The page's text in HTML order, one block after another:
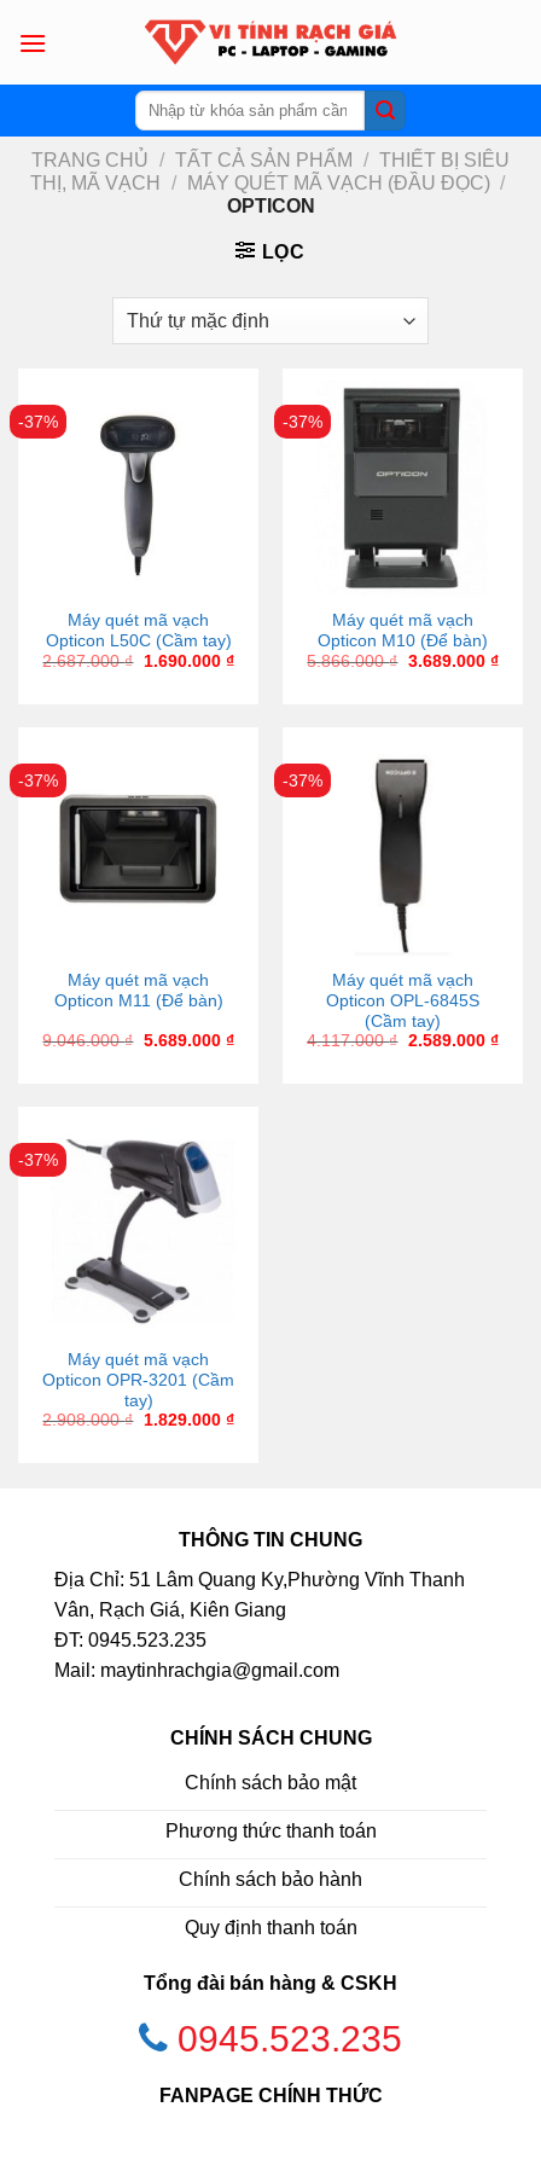
Tìm
kiếm:
TRANG CHỦ / TẤT CẢ SẢN PHẨM / THIẾT BỊ SIÊU
THỊ, MÃ VẠCH
/ MÁY QUÉT MÃ VẠCH (ĐẦU ĐỌC) /
OPTICON
LỌC
-37%
Máy quét mã vạch
Opticon L50C (Cầm tay)
2.687.000₫ 1.690.000 ₫
-37%
Máy quét mã vạch
Opticon M10 (Để bàn)
5.866.000₫ 3.689.000 ₫
-37%
Máy quét mã vạch
Opticon M11 (Để bàn)
9.046.000₫ 5.689.000 ₫
-37%
Máy quét mã vạch
Opticon OPL-6845S
(Cầm tay)
4.117.000₫ 2.589.000 ₫
-37%
Máy quét mã vạch
Opticon OPR-3201 (Cầm
tay)
2.908.000₫ 1.829.000 ₫
THÔNG TIN CHUNG
Địa Chỉ: 51 Lâm Quang Ky,Phường Vĩnh Thanh
Vân, Rạch Giá, Kiên Giang
ĐT: 0945.523.235
Mail: maytinhrachgia@gmail.com
CHÍNH SÁCH CHUNG
Chính sách bảo mật
Phương thức thanh toán
Chính sách bảo hành
Quy định thanh toán
Tổng đài bán hàng & CSKH
0945.523.235
FANPAGE CHÍNH THỨC